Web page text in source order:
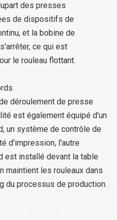
des presses
de dispositifs de
et la bobine de
ce qui est
le rouleau flottant.
déroulement de presse
est également équipé d'un
un système de contrôle de
d'impression, l'autre
est installé devant la table
maintient les rouleaux dans
du processus de production.